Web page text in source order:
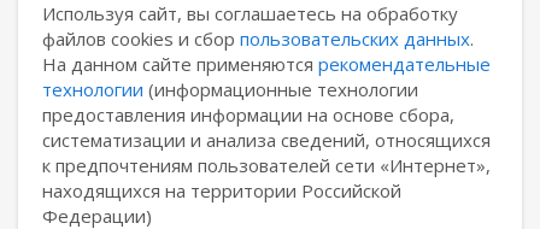
manager@casa-ceramica.ru
Екатеринбург, ул. Новинская 2, склад "С15"
2026 © АО "Уралкерамика"
Используя сайт, вы соглашаетесь на обработку
файлов cookies и сбор пользовательских данных.
На данном сайте применяются рекомендательные
технологии (информационные технологии
предоставления информации на основе сбора,
систематизации и анализа сведений, относящихся
к предпочтениям пользователей сети «Интернет»,
находящихся на территории Российской
Федерации)